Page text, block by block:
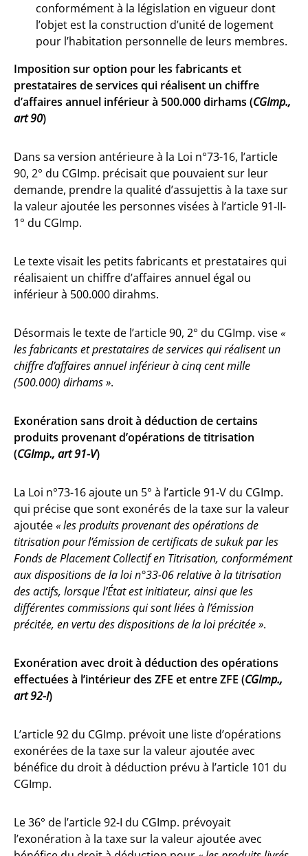
conformément à la législation en vigueur dont
l’objet est la construction d’unité de logement
pour l’habitation personnelle de leurs membres.
Imposition sur option pour les fabricants et
prestataires de services qui réalisent un chiffre
d’affaires annuel inférieur à 500.000 dirhams (CGImp.,
art 90)
Dans sa version antérieure à la Loi n°73-16, l’article
90, 2° du CGImp. précisait que pouvaient sur leur
demande, prendre la qualité d’assujettis à la taxe sur
la valeur ajoutée les personnes visées à l’article 91-II-
1° du CGImp.
Le texte visait les petits fabricants et prestataires qui
réalisaient un chiffre d’affaires annuel égal ou
inférieur à 500.000 dirahms.
Désormais le texte de l’article 90, 2° du CGImp. vise«
les fabricants et prestataires de services qui réalisent un
chiffre d’affaires annuel inférieur à cinq cent mille
(500.000) dirhams ».
Exonération sans droit à déduction de certains
produits provenant d’opérations de titrisation
(CGImp., art 91-V)
La Loi n°73-16 ajoute un 5° à l’article 91-V du CGImp.
qui précise que sont exonérés de la taxe sur la valeur
ajoutée« les produits provenant des opérations de
titrisation pour l’émission de certificats de sukuk par les
Fonds de Placement Collectif en Titrisation, conformément
aux dispositions de la loi n°33-06 relative à la titrisation
des actifs, lorsque l’État est initiateur, ainsi que les
différentes commissions qui sont liées à l’émission
précitée, en vertu des dispositions de la loi précitée ».
Exonération avec droit à déduction des opérations
effectuées à l’intérieur des ZFE et entre ZFE (CGImp.,
art 92-I)
L’article 92 du CGImp. prévoit une liste d’opérations
exonérées de la taxe sur la valeur ajoutée avec
bénéfice du droit à déduction prévu à l’article 101 du
CGImp.
Le 36° de l’article 92-I du CGImp. prévoyait
l’exonération à la taxe sur la valeur ajoutée avec